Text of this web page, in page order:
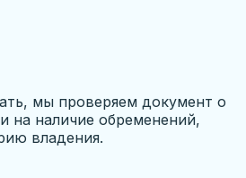
мы проверяем документ о
на наличие обременений,
владения.